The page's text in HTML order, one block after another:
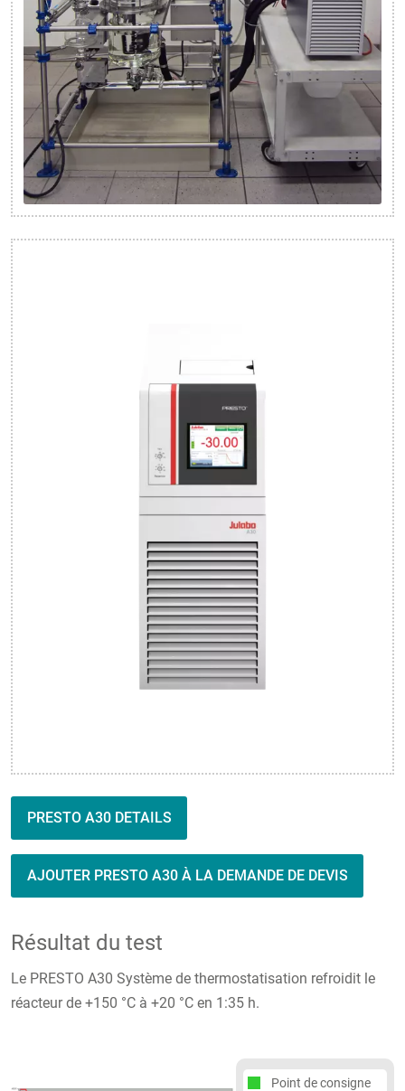
PRESTO A30 DETAILS
AJOUTER PRESTO A30 À LA DEMANDE DE DEVIS
Résultat du test
Le PRESTO A30 Système de thermostatisation refroidit le
réacteur de +150 °C à +20 °C en 1:35 h.
Point de consigne